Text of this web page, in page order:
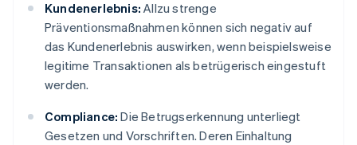
Kundenerlebnis: Allzu strenge
Präventionsmaßnahmen können sich negativ auf
das Kundenerlebnis auswirken, wenn beispielsweise
legitime Transaktionen als betrügerisch eingestuft
werden.
Compliance: Die Betrugserkennung unterliegt
Gesetzen und Vorschriften. Deren Einhaltung